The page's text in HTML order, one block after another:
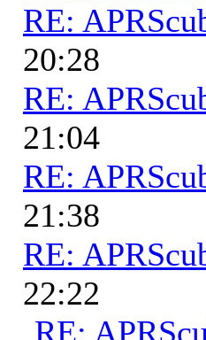
RE:
20:28
RE:
21:04
RE:
21:38
RE:
22:22
RE: